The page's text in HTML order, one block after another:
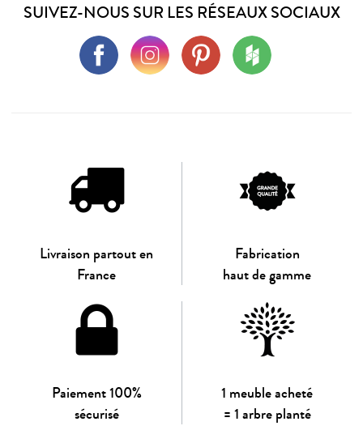
SUIVEZ-NOUS SUR LES RÉSEAUX SOCIAUX
Livraison partout en
France
Fabrication
haut de gamme
Paiement 100%
sécurisé
1 meuble acheté
= 1 arbre planté